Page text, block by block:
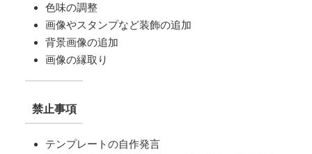
色味の調整
画像やスタンプなど装飾の追加
背景画像の追加
画像の縁取り
禁止事項
テンプレートの自作発言